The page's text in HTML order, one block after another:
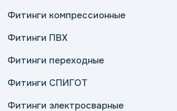
Фитинги компрессионные
Фитинги ПВХ
Фитинги переходные
Фитинги СПИГОТ
Фитинги электросварные